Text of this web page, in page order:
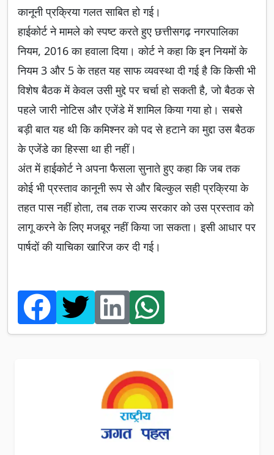
कानूनी प्रक्रिया गलत साबित हो गई।
हाईकोर्ट ने मामले को स्पष्ट करते हुए छत्तीसगढ़ नगरपालिका
नियम, 2016 का हवाला दिया। कोर्ट ने कहा कि इन नियमों के
नियम 3 और 5 के तहत यह साफ व्यवस्था दी गई है कि किसी भी
विशेष बैठक में केवल उसी मुद्दे पर चर्चा हो सकती है, जो बैठक से
पहले जारी नोटिस और एजेंडे में शामिल किया गया हो। सबसे
बड़ी बात यह थी कि कमिश्नर को पद से हटाने का मुद्दा उस बैठक
के एजेंडे का हिस्सा था ही नहीं।
अंत में हाईकोर्ट ने अपना फैसला सुनाते हुए कहा कि जब तक
कोई भी प्रस्ताव कानूनी रूप से और बिल्कुल सही प्रक्रिया के
तहत पास नहीं होता, तब तक राज्य सरकार को उस प्रस्ताव को
लागू करने के लिए मजबूर नहीं किया जा सकता। इसी आधार पर
पार्षदों की याचिका खारिज कर दी गई।